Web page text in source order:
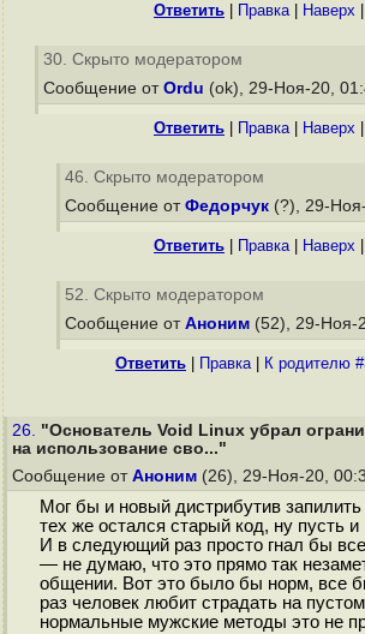
Ответить Правка| Наверх
30. Скрыто модератором
Сообщение от Ordu (ok), 29-Ноя-20,
Ответить Правка| Наверх
46. Скрыто модератором
Сообщение от Федорчук (?), 29-
Ответить Правка| Наверх
52. Скрыто модератором
Сообщение от Аноним (52), 29-Ноя-
Ответить Правка| К родителю
26. "Основатель Void Linux убрал
на использование сво..."
Сообщение от Аноним (26), 29-Ноя-20,
Мог бы и новый дистрибутив
тех же остался старый код, ну пусть
И в следующий раз просто гнал бы
— не думаю, что это прямо так
общении. Вот это было бы норм, все
раз человек любит страдать на
нормальные мужские методы это не